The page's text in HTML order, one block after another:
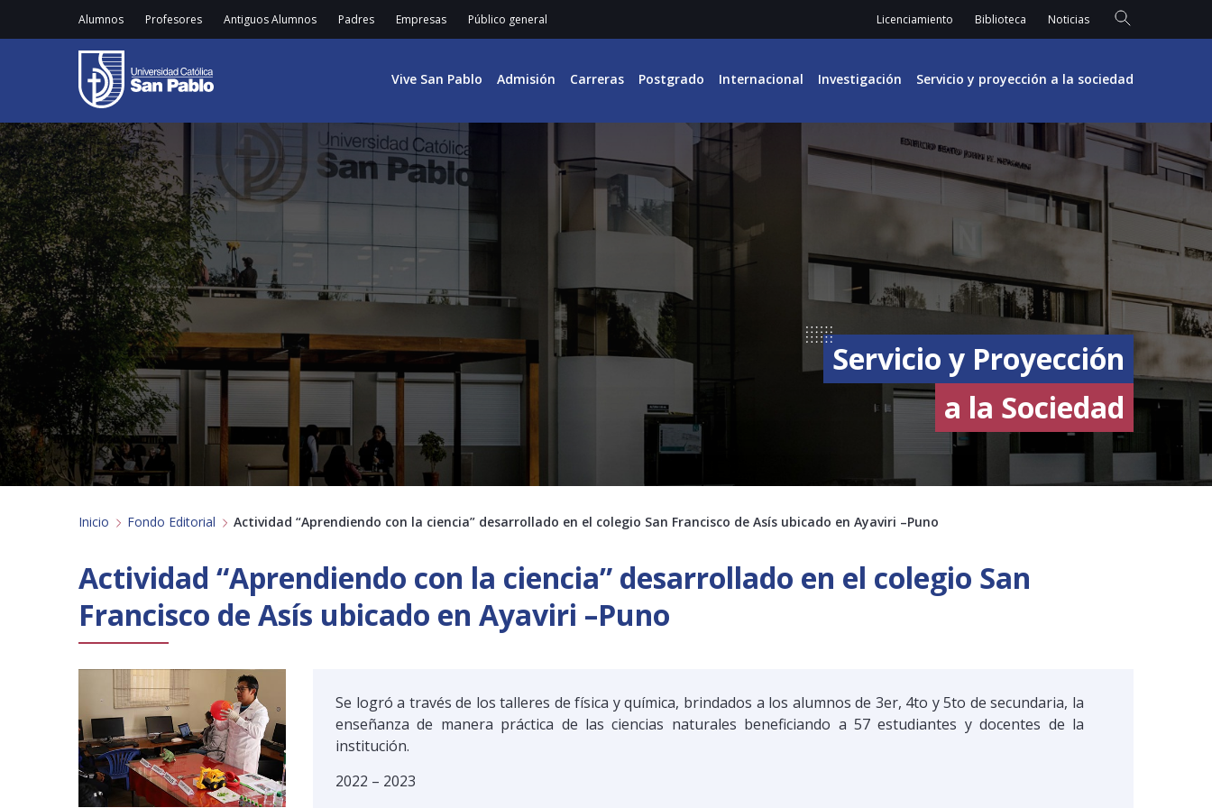
Alumnos Profesores Antiguos Alumnos Padres Empresas Público general Licenciamiento Biblioteca Noticias
Vive San Pablo Admisión Carreras Postgrado Internacional Investigación Servicio y proyección a la sociedad
Servicio y Proyección
a la Sociedad
Inicio Fondo Editorial Actividad “Aprendiendo con la ciencia” desarrollado en el colegio San Francisco de Asís ubicado en Ayaviri –Puno
Actividad “Aprendiendo con la ciencia” desarrollado en el colegio San
Francisco de Asís ubicado en Ayaviri –Puno
Se logró a través de los talleres de física y química, brindados a los alumnos de 3er, 4to y 5to de secundaria, la
enseñanza de manera práctica de las ciencias naturales beneficiando a 57 estudiantes y docentes de la
institución.
2022 – 2023